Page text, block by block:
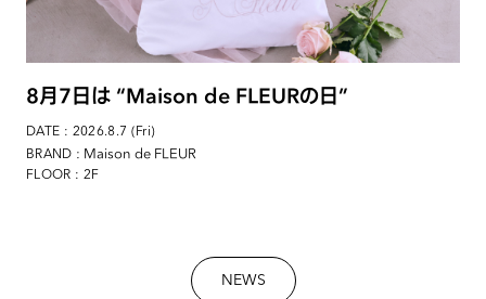
8月7日は “Maison de FLEURの日”
DATE : 2026.8.7 (Fri)
BRAND : Maison de FLEUR
FLOOR : 2F
NEWS